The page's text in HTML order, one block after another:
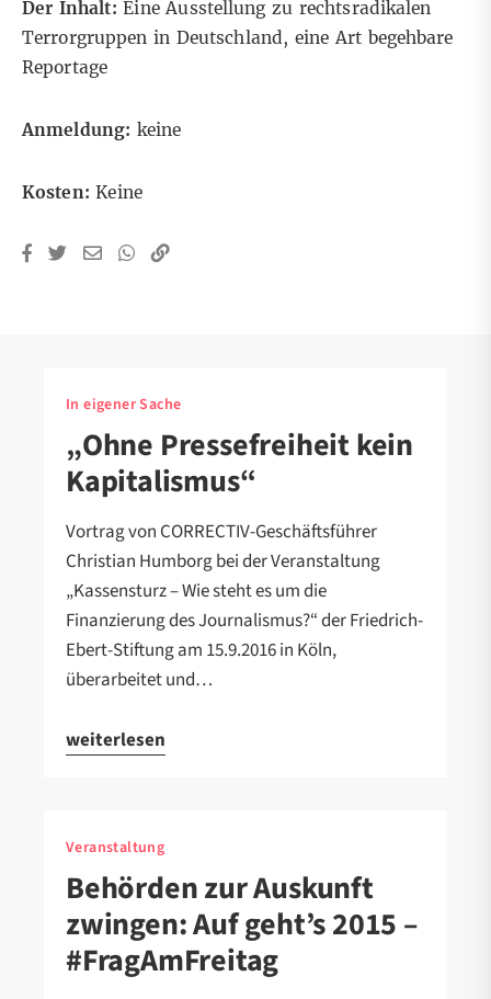
Der Inhalt: Eine Ausstellung zu rechtsradikalen
Terrorgruppen in Deutschland, eine Art begehbare
Reportage
Anmeldung: keine
Kosten: Keine
In eigener Sache
„Ohne Pressefreiheit kein
Kapitalismus“
Vortrag von CORRECTIV-Geschäftsführer
Christian Humborg bei der Veranstaltung
„Kassensturz – Wie steht es um die
Finanzierung des Journalismus?“ der Friedrich-
Ebert-Stiftung am 15.9.2016 in Köln,
überarbeitet und…
weiterlesen
Veranstaltung
Behörden zur Auskunft
zwingen: Auf geht’s 2015 –
#FragAmFreitag